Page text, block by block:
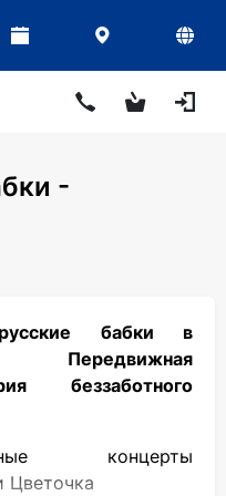
-
бабки в
Передвижная
беззаботного
концерты
Цветочка